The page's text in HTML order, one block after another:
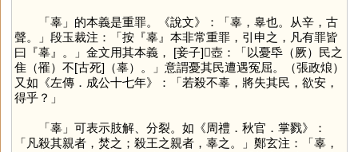
「辜」的本義是重罪。《說文》：「辜，辠也。从辛，古
聲。」段玉裁注：「按『辜』本非常重罪，引申之，凡有罪皆
曰『辜』。」金文用其本義， [妾子]𧊒壺：「以憂氒（厥）民之
隹（罹）不[古死]（辜）。」意謂憂其民遭遇冤屈。（張政烺）
又如《左傳．成公十七年》：「若殺不辜，將失其民，欲安，
得乎？」
「辜」可表示肢解、分裂。如《周禮．秋官．掌戮》：
「凡殺其親者，焚之；殺王之親者，辜之。」鄭玄注：「辜，